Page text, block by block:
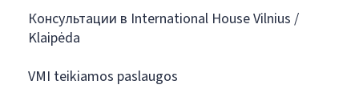
Консультации в International House Vilnius /
Klaipėda
VMI teikiamos paslaugos